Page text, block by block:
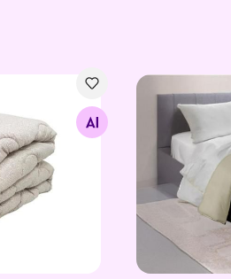
Otsi sarnaseid
Päevatekk